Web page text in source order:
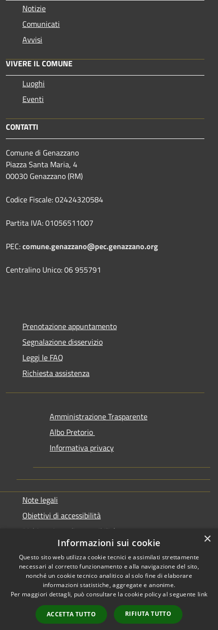
Notizie
Comunicati
Avvisi
VIVERE IL COMUNE
Luoghi
Eventi
CONTATTI
Comune di Genazzano
Piazza Santa Maria, 4
00030 Genazzano (RM)
Codice Fiscale: 02424320584
Partita IVA: 01056511007
PEC:comune.genazzano@pec.genazzano.org
Centralino Unico: 06 955791
Prenotazione appuntamento
Segnalazione disservizio
Leggi le FAQ
Richiesta assistenza
Amministrazione Trasparente
Albo Pretorio
Informativa privacy
Note legali
Obiettivi di accessibilità
Dichiarazione di accessibilità
Accessibilità
Copyright © 2026 • Comune di
Genazzano • Powered by
Municipium•
Accesso
redazione
×
Informazioni sui cookie
Questo sito web utilizza cookie tecnici e assimilati strettamente
necessari al corretto funzionamento e alla navigazione del sito,
nonché un cookie tecnico analitico al solo fine di elaborare
informazioni statistiche, aggregate e anonime.
Per maggiori dettagli, può consultare la cookie policy al seguente link
ACCETTA TUTTO RIFIUTA TUTTO